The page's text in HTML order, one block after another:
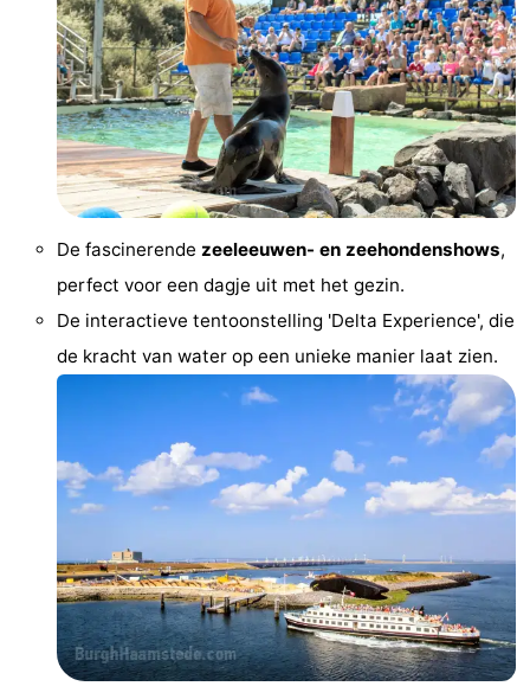
Speeltuinen
Binnenspeeltuinen
Bowlen
Wellness
centra
Dorpen
Steden
Natuur
Rondleidingen
Sporten
Zwembaden
Fietsen
Wandelen
Paardrijden
Golfbanen
De fascinerende zeeleeuwen- en zeehondenshows,
perfect voor een dagje uit met het gezin.
De interactieve tentoonstelling 'Delta Experience', die
de kracht van water op een unieke manier laat zien.